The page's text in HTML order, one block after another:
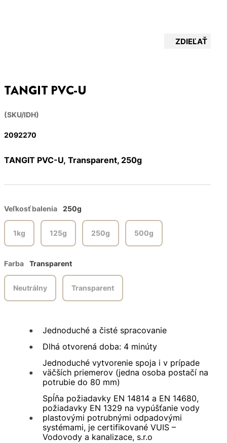
ZDIEĽAŤ
TANGIT PVC-U
(SKU/IDH)
2092270
TANGIT PVC-U, Transparent, 250g
Veľkosť balenia 250g
1kg 125g 250g 500g
Farba Transparent
Neutrálny Transparent
Jednoduché a čisté spracovanie
Dlhá otvorená doba: 4 minúty
Jednoduché vytvorenie spoja i v prípade
väčších priemerov (jedna osoba postačí na
potrubie do 80 mm)
Spĺňa požiadavky EN 14814 a EN 14680,
požiadavky EN 1329 na vypúšťanie vody
plastovými potrubnými odpadovými
systémami, je certifikované VUIS –
Vodovody a kanalizace, s.r.o